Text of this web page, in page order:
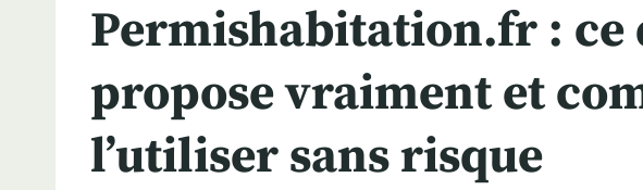
Permishabitation.fr : ce
propose vraiment et
l’utiliser sans risque